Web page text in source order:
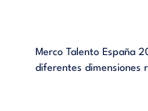
Merco Talento España
diferentes dimensiones